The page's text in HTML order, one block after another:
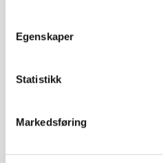
Egenskaper
Statistikk
Markedsføring